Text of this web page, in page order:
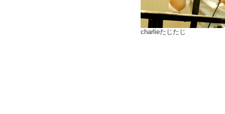
charlieたじたじ